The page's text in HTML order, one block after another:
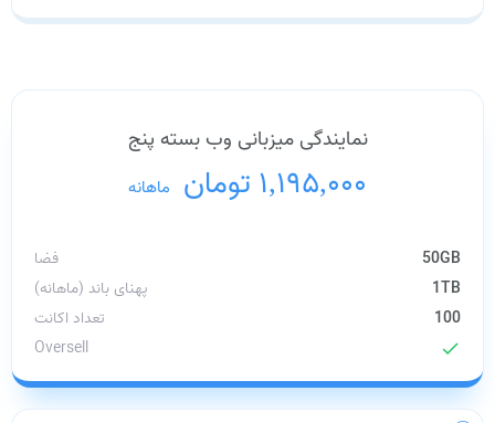
نمایندگی میزبانی وب بسته پنج
1,195,000 تومان ماهانه
فضا
50GB
پهنای باند (ماهانه)
1TB
تعداد اکانت
100
Oversell
check